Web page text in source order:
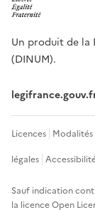
Un produit de
(DINUM).
Licences
légales
Sauf indication
la licenceOpen